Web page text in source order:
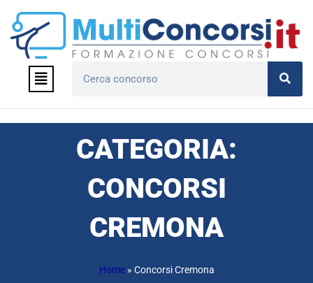
contenuto
Menu
CATEGORIA:
CONCORSI
CREMONA
Home» Concorsi Cremona